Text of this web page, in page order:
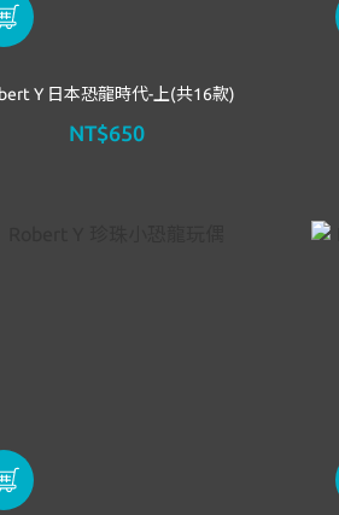
Y 日本恐龍時代-上(共16款)
NT$650